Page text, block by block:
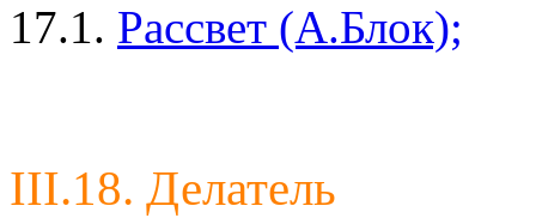
17.1. Рассвет (А.Блок);
III.18. Делатель